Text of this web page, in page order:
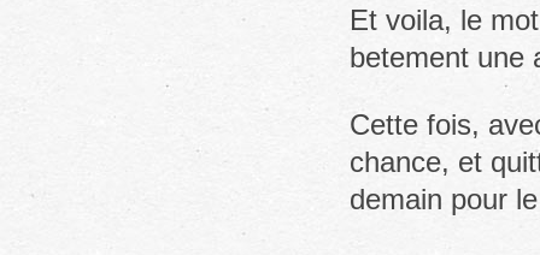
Et voila, le
betement une
Cette fois,
chance, et
demain pour